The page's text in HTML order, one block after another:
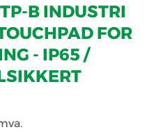
B INDUSTRI
FOR
- IP65 /